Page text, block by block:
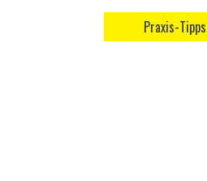
Praxis-Tipps